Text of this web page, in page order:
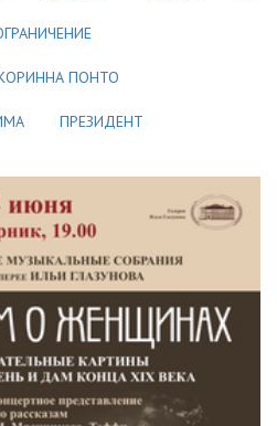
ПОНТО
ПРЕЗИДЕНТ